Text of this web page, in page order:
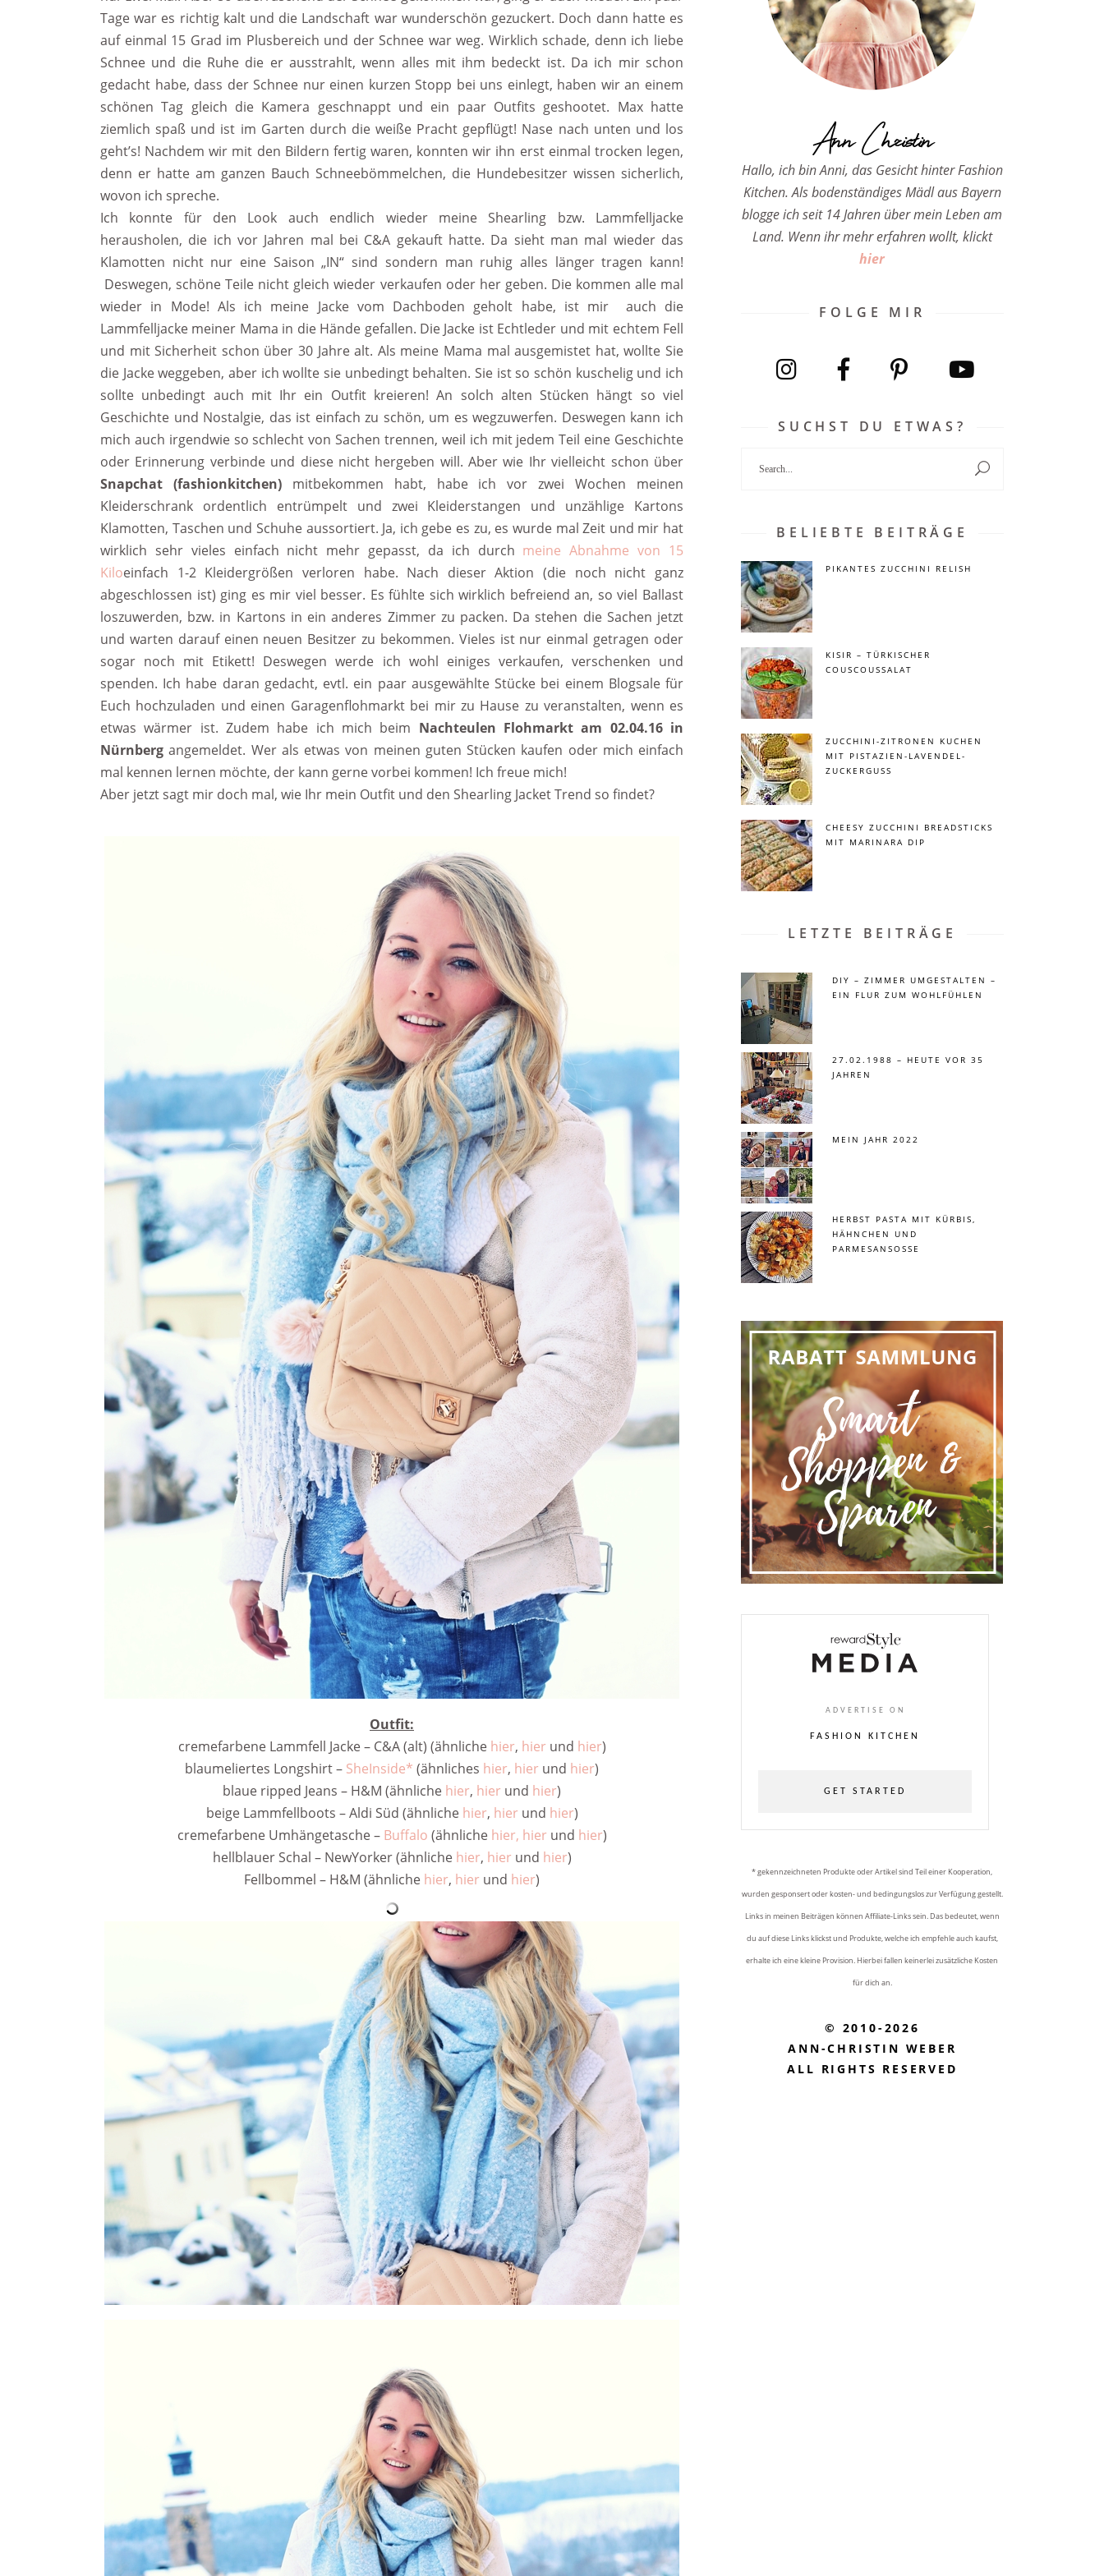
Tage war es richtig kalt und die Landschaft war wunderschön gezuckert. Doch dann hatte es
auf einmal 15 Grad im Plusbereich und der Schnee war weg. Wirklich schade, denn ich liebe
Schnee und die Ruhe die er ausstrahlt, wenn alles mit ihm bedeckt ist. Da ich mir schon
gedacht habe, dass der Schnee nur einen kurzen Stopp bei uns einlegt, haben wir an einem
schönen Tag gleich die Kamera geschnappt und ein paar Outfits geshootet. Max hatte
ziemlich spaß und ist im Garten durch die weiße Pracht gepflügt! Nase nach unten und los
geht’s! Nachdem wir mit den Bildern fertig waren, konnten wir ihn erst einmal trocken legen,
denn er hatte am ganzen Bauch Schneebömmelchen, die Hundebesitzer wissen sicherlich,
wovon ich spreche.
Ich konnte für den Look auch endlich wieder meine Shearling bzw. Lammfelljacke
herausholen, die ich vor Jahren mal bei C&A gekauft hatte. Da sieht man mal wieder das
Klamotten nicht nur eine Saison „IN“ sind sondern man ruhig alles länger tragen kann!
Deswegen, schöne Teile nicht gleich wieder verkaufen oder her geben. Die kommen alle mal
wieder in Mode! Als ich meine Jacke vom Dachboden geholt habe, ist mir
auch die
Lammfelljacke meiner Mama in die Hände gefallen. Die Jacke ist Echtleder und mit echtem Fell
und mit Sicherheit schon über 30 Jahre alt. Als meine Mama mal ausgemistet hat, wollte Sie
die Jacke weggeben, aber ich wollte sie unbedingt behalten. Sie ist so schön kuschelig und ich
sollte unbedingt auch mit Ihr ein Outfit kreieren! An solch alten Stücken hängt so viel
Geschichte und Nostalgie, das ist einfach zu schön, um es wegzuwerfen. Deswegen kann ich
mich auch irgendwie so schlecht von Sachen trennen, weil ich mit jedem Teil eine Geschichte
oder Erinnerung verbinde und diese nicht hergeben will. Aber wie Ihr vielleicht schon über
Snapchat (fashionkitchen)mitbekommen habt, habe ich vor zwei Wochen meinen
Kleiderschrank ordentlich entrümpelt und zwei Kleiderstangen und unzählige Kartons
Klamotten, Taschen und Schuhe aussortiert. Ja, ich gebe es zu, es wurde mal Zeit und mir hat
wirklich sehr vieles einfach nicht mehr gepasst, da ich durch meine Abnahme von 15
Kiloeinfach 1-2 Kleidergrößen verloren habe. Nach dieser Aktion (die noch nicht ganz
abgeschlossen ist) ging es mir viel besser. Es fühlte sich wirklich befreiend an, so viel Ballast
loszuwerden, bzw. in Kartons in ein anderes Zimmer zu packen. Da stehen die Sachen jetzt
und warten darauf einen neuen Besitzer zu bekommen. Vieles ist nur einmal getragen oder
sogar noch mit Etikett! Deswegen werde ich wohl einiges verkaufen, verschenken und
spenden. Ich habe daran gedacht, evtl. ein paar ausgewählte Stücke bei einem Blogsale für
Euch hochzuladen und einen Garagenflohmarkt bei mir zu Hause zu veranstalten, wenn es
etwas wärmer ist. Zudem habe ich mich beim Nachteulen Flohmarkt am 02.04.16 in
Nürnberg angemeldet. Wer als etwas von meinen guten Stücken kaufen oder mich einfach
mal kennen lernen möchte, der kann gerne vorbei kommen! Ich freue mich!
Aber jetzt sagt mir doch mal, wie Ihr mein Outfit und den Shearling Jacket Trend so findet?
Outfit:
cremefarbene Lammfell Jacke – C&A (alt) (ähnliche hier, hier und hier)
blaumeliertes Longshirt – SheInside* (ähnliches hier, hier und hier)
blaue ripped Jeans – H&M (ähnliche hier, hier und hier)
beige Lammfellboots – Aldi Süd (ähnliche hier, hier und hier)
cremefarbene Umhängetasche – Buffalo (ähnliche hier, hier und hier)
hellblauer Schal – NewYorker (ähnliche hier, hier und hier)
Fellbommel – H&M (ähnliche hier, hier und hier)
Ann Christin
Hallo, ich bin Anni, das Gesicht hinter Fashion
Kitchen. Als bodenständiges Mädl aus Bayern
blogge ich seit 14 Jahren über mein Leben am
Land. Wenn ihr mehr erfahren wollt, klickt
hier
FOLGE MIR
SUCHST DU ETWAS?
BELIEBTE BEITRÄGE
PIKANTES ZUCCHINI RELISH
KISIR – TÜRKISCHER
COUSCOUSSALAT
ZUCCHINI-ZITRONEN KUCHEN
MIT PISTAZIEN-LAVENDEL-
ZUCKERGUSS
CHEESY ZUCCHINI BREADSTICKS
MIT MARINARA DIP
LETZTE BEITRÄGE
DIY – ZIMMER UMGESTALTEN –
EIN FLUR ZUM WOHLFÜHLEN
27.02.1988 – HEUTE VOR 35
JAHREN
MEIN JAHR 2022
HERBST PASTA MIT KÜRBIS,
HÄHNCHEN UND
PARMESANSOSSE
ADVERTISE ON
FASHION KITCHEN
GET STARTED
* gekennzeichneten Produkte oder Artikel sind Teil einer Kooperation,
wurden gesponsert oder kosten- und bedingungslos zur Verfügung gestellt.
Links in meinen Beiträgen können Affiliate-Links sein. Das bedeutet, wenn
du auf diese Links klickst und Produkte, welche ich empfehle auch kaufst,
erhalte ich eine kleine Provision. Hierbei fallen keinerlei zusätzliche Kosten
für dich an.
© 2010-2026
ANN-CHRISTIN WEBER
ALL RIGHTS RESERVED